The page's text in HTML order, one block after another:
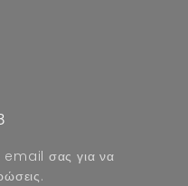
σας για να